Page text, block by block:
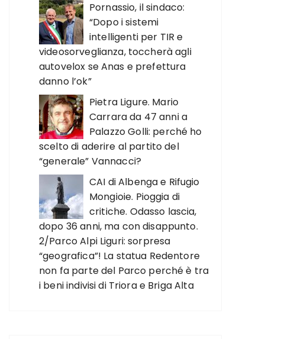
Pornassio, il sindaco:
“Dopo i sistemi
intelligenti per TIR e
videosorveglianza, toccherà agli
autovelox se Anas e prefettura
danno l’ok”
Pietra Ligure. Mario
Carrara da 47 anni a
Palazzo Golli: perché ho
scelto di aderire al partito del
“generale” Vannacci?
CAI di Albenga e Rifugio
Mongioie. Pioggia di
critiche. Odasso lascia,
dopo 36 anni, ma con disappunto.
2/Parco Alpi Liguri: sorpresa
“geografica”! La statua Redentore
non fa parte del Parco perché è tra
i beni indivisi di Triora e Briga Alta